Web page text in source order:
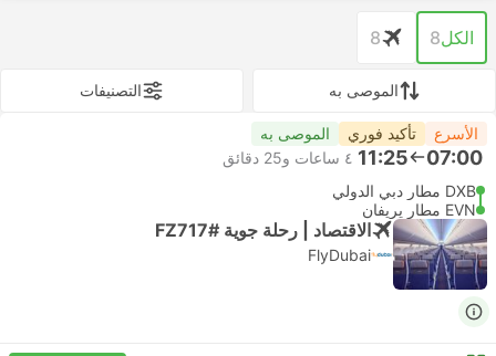
الكل8
8
الموصى به التصنيفات
الأسرع تأكيد فوري الموصى به
07:00
11:25 ٤ ساعات و‫25 دقائق
DXB مطار دبي الدولي
EVN مطار يريفان
الاقتصاد | رحلة جوية #FZ717
FlyDubai